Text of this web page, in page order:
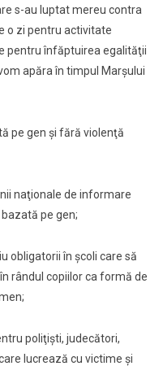
s-au luptat mereu contra
o zi pentru activitate
pentru înfăptuirea egalităţii
apăra în timpul Marşului
pe gen şi fără violenţă
naţionale de informare
pe gen;
obligatorii în şcoli care să
rândul copiilor ca formă de
poliţişti, judecători,
lucrează cu victime şi